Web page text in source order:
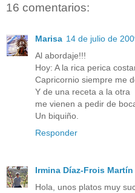
16 comentarios:
Marisa 14 de julio de
Al abordaje!!!
Hoy: A la rica perica
Capricornio siempre me
Y de una receta a la otra
me vienen a pedir de
Un biquiño.
Responder
Irmina Díaz-Frois Martín
Hola, unos platos muy